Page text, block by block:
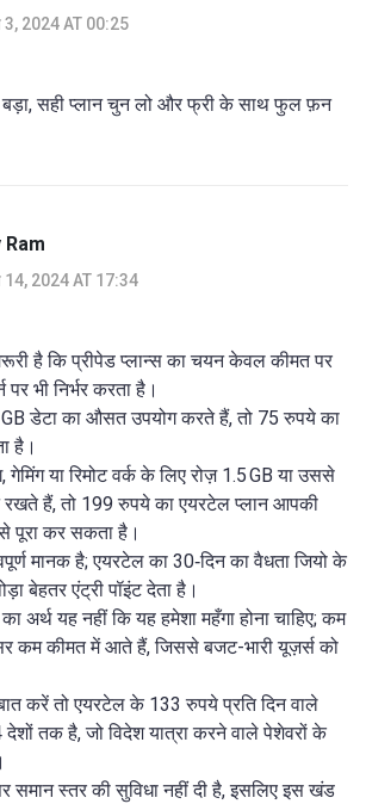
3, 2024 AT 00:25
बड़ा, सही प्लान चुन लो और फ्री के साथ फुल फ़न
Ram
14, 2024 AT 17:34
है कि प्रीपेड प्लान्स का चयन केवल कीमत पर
पर भी निर्भर करता है।
डेटा का औसत उपयोग करते हैं, तो 75 रुपये का
है।
गेमिंग या रिमोट वर्क के लिए रोज़ 1.5 GB या उससे
हैं, तो 199 रुपये का एयरटेल प्लान आपकी
पूरा कर सकता है।
मानक है; एयरटेल का 30‑दिन का वैधता जियो के
बेहतर एंट्री पॉइंट देता है।
अर्थ यह नहीं कि यह हमेशा महँगा होना चाहिए; कम
कम कीमत में आते हैं, जिससे बजट-भारी यूज़र्स को
बात करें तो एयरटेल के 133 रुपये प्रति दिन वाले
तक है, जो विदेश यात्रा करने वाले पेशेवरों के
समान स्तर की सुविधा नहीं दी है, इसलिए इस खंड